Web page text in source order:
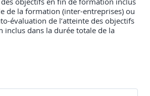
de la formation (inter-entreprises) ou
évaluation de l’atteinte des objectifs
inclus dans la durée totale de la